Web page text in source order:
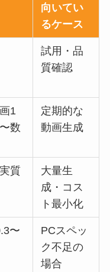
向いてい
るケース
試用・品
質確認
1
数
定期的な
動画生成
質
大量生
成・コス
ト最小化
〜
PCスペッ
ク不足の
場合